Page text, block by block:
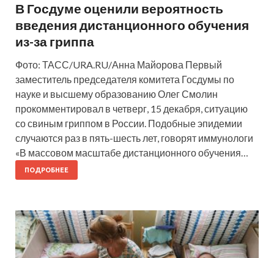
В Госдуме оценили вероятность
введения дистанционного обучения
из-за гриппа
Фото: ТАСС/URA.RU/Анна Майорова Первый
заместитель председателя комитета Госдумы по
науке и высшему образованию Олег Смолин
прокомментировал в четверг, 15 декабря, ситуацию
со свиным гриппом в России. Подобные эпидемии
случаются раз в пять-шесть лет, говорят иммунологи
«В массовом масштабе дистанционного обучения…
ПОДРОБНЕЕ